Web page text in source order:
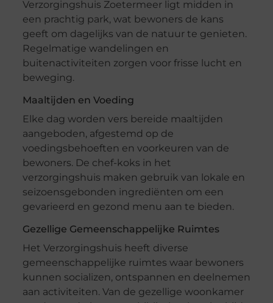
Verzorgingshuis Zoetermeer ligt midden in
een prachtig park, wat bewoners de kans
geeft om dagelijks van de natuur te genieten.
Regelmatige wandelingen en
buitenactiviteiten zorgen voor frisse lucht en
beweging.
Maaltijden en Voeding
Elke dag worden vers bereide maaltijden
aangeboden, afgestemd op de
voedingsbehoeften en voorkeuren van de
bewoners. De chef-koks in het
verzorgingshuis maken gebruik van lokale en
seizoensgebonden ingrediënten om een
gevarieerd en gezond menu aan te bieden.
Gezellige Gemeenschappelijke Ruimtes
Het Verzorgingshuis heeft diverse
gemeenschappelijke ruimtes waar bewoners
kunnen socializen, ontspannen en deelnemen
aan activiteiten. Van de gezellige woonkamer